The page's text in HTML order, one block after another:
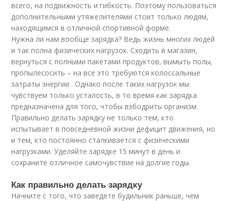
всего, на подвижность и гибкость. Поэтому пользоваться
дополнительными утяжелителями стоит только людям,
находящимся в отличной спортивной форме.
Нужна ли нам вообще зарядка? Ведь жизнь многих людей
и так полна физических нагрузок. Сходить в магазин,
вернуться с полными пакетами продуктов, вымыть полы,
пропылесосить – на все это требуются колоссальные
затраты энергии . Однако после таких нагрузок мы
чувствуем только усталость, в то время как зарядка
предназначена для того, чтобы взбодрить организм.
Правильно делать зарядку не только тем, кто
испытывает в повседневной жизни дефицит движения, но
и тем, кто постоянно сталкивается с физическими
нагрузками. Уделяйте зарядке 15 минут в день и
сохраните отличное самочувствие на долгие годы.
Как правильно делать зарядку
Начните с того, что заведете будильник раньше, чем